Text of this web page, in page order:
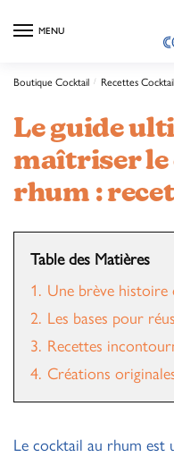
MENU
Boutique Cocktail / Recettes
Le guide
maîtriser le
rhum :
Table des Matières
1. Une brève
2. Les bases pour
3. Recettes
4. Créations
Le cocktail au rhum est